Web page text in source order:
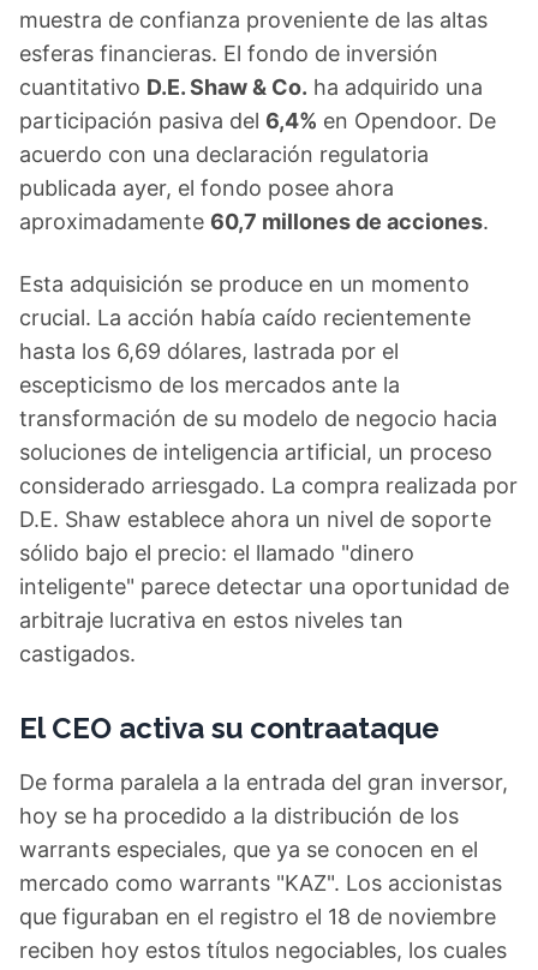
muestra de confianza proveniente de las altas
esferas financieras. El fondo de inversión
cuantitativo D.E. Shaw & Co. ha adquirido una
participación pasiva del 6,4% en Opendoor. De
acuerdo con una declaración regulatoria
publicada ayer, el fondo posee ahora
aproximadamente 60,7 millones de acciones.
Esta adquisición se produce en un momento
crucial. La acción había caído recientemente
hasta los 6,69 dólares, lastrada por el
escepticismo de los mercados ante la
transformación de su modelo de negocio hacia
soluciones de inteligencia artificial, un proceso
considerado arriesgado. La compra realizada por
D.E. Shaw establece ahora un nivel de soporte
sólido bajo el precio: el llamado "dinero
inteligente" parece detectar una oportunidad de
arbitraje lucrativa en estos niveles tan
castigados.
El CEO activa su contraataque
De forma paralela a la entrada del gran inversor,
hoy se ha procedido a la distribución de los
warrants especiales, que ya se conocen en el
mercado como warrants "KAZ". Los accionistas
que figuraban en el registro el 18 de noviembre
reciben hoy estos títulos negociables, los cuales